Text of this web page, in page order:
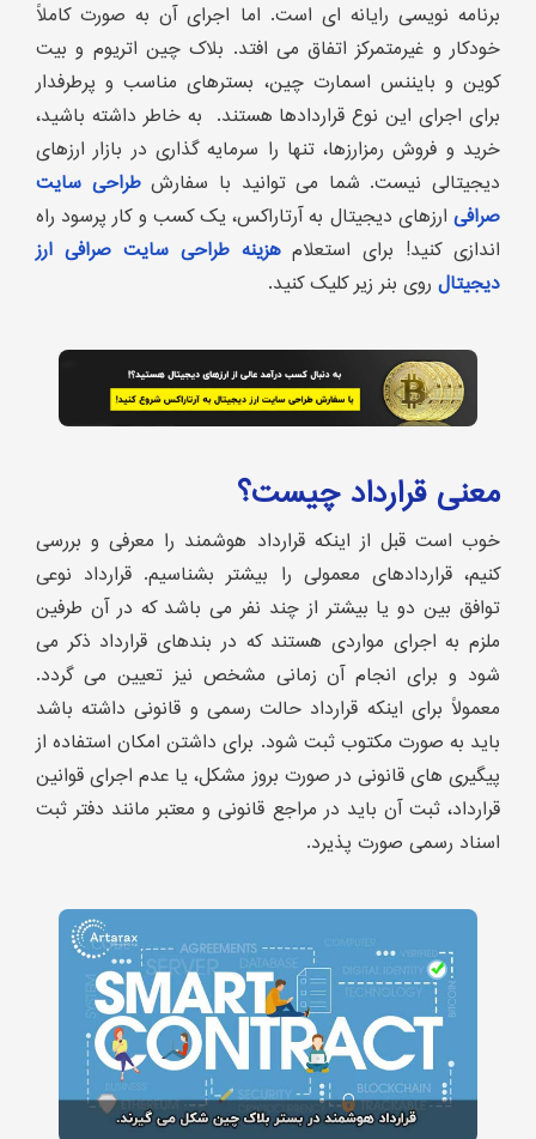
برنامه نویسی رایانه ای است. اما اجرای آن به صورت کاملاً
خودکار و غیرمتمرکز اتفاق می افتد. بلاک چین اتریوم و بیت
کوین و بایننس اسمارت چین، بسترهای مناسب و پرطرفدار
برای اجرای این نوع قراردادها هستند. به خاطر داشته باشید،
خرید و فروش رمزارزها، تنها را سرمایه گذاری در بازار ارزهای
دیجیتالی نیست. شما می توانید با سفارشطراحی سایت
صرافی ارزهای دیجیتال به آرتاراکس، یک کسب و کار پرسود راه
اندازی کنید! برای استعلامهزینه طراحی سایت صرافی ارز
دیجیتال روی بنر زیر کلیک کنید.
معنی قرارداد چیست؟
خوب است قبل از اینکه قرارداد هوشمند را معرفی و بررسی
کنیم، قراردادهای معمولی را بیشتر بشناسیم. قرارداد نوعی
توافق بین دو یا بیشتر از چند نفر می باشد که در آن طرفین
ملزم به اجرای مواردی هستند که در بندهای قرارداد ذکر می
شود و برای انجام آن زمانی مشخص نیز تعیین می گردد.
معمولاً برای اینکه قرارداد حالت رسمی و قانونی داشته باشد
باید به صورت مکتوب ثبت شود. برای داشتن امکان استفاده از
پیگیری های قانونی در صورت بروز مشکل، یا عدم اجرای قوانین
قرارداد، ثبت آن باید در مراجع قانونی و معتبر مانند دفتر ثبت
اسناد رسمی صورت پذیرد.